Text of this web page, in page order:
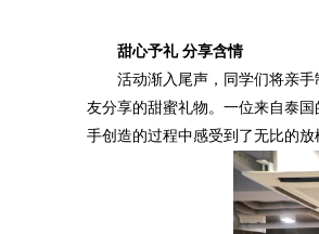
甜心予礼 分享含情
活动渐入尾声，同学们将亲
友分享的甜蜜礼物。一位来自泰
手创造的过程中感受到了无比的